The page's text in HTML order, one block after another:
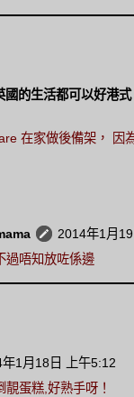
的生活都可以好港式
在家做後備架， 因
2014年1月
過唔知放咗係邊
年1月18日 上午5:12
靚蛋糕,好熟手呀！